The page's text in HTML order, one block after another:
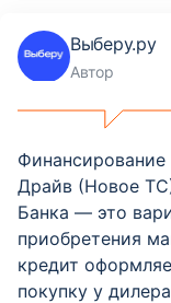
Выберу.ру
Автор
Финансирование
Драйв (Новое
Банка — это
приобретения
кредит
покупку у